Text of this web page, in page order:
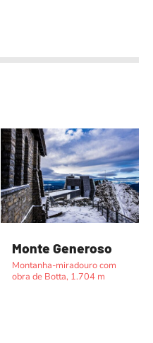
Monte Generoso
Montanha-miradouro com
obra de Botta, 1.704 m